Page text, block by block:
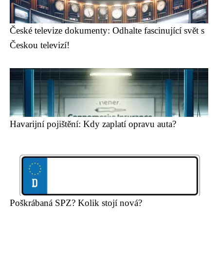
České televize dokumenty: Odhalte fascinující svět s
Českou televizí!
Havarijní pojištění: Kdy zaplatí opravu auta?
Poškrábaná SPZ? Kolik stojí nová?